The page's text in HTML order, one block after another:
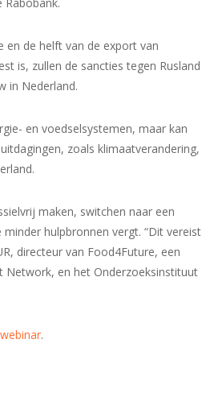
en de helft van de export van
is, zullen de sancties tegen Rusland
in Nederland.
en voedselsystemen, maar kan
zoals klimaatverandering,
maken, switchen naar een
hulpbronnen vergt. “Dit vereist
directeur van Food4Future, een
Network, en het Onderzoeksinstituut
.